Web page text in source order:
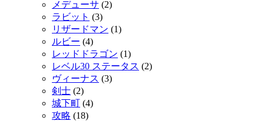
メデューサ (2)
ラビット (3)
リザードマン (1)
ルビー (4)
レッドドラゴン (1)
レベル30 ステータス (2)
ヴィーナス (3)
剣士 (2)
城下町 (4)
攻略 (18)